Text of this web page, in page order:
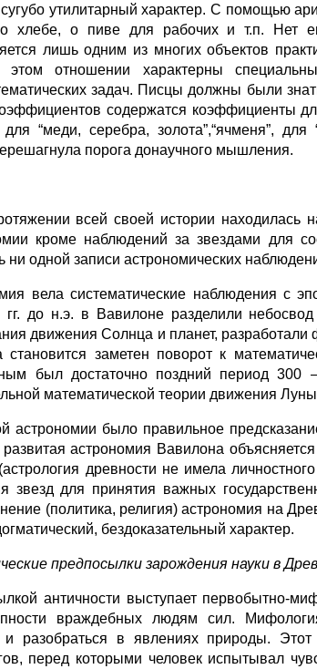
утилитарный характер. С помощью
о хлебе, о пиве для рабочих и т.п. Нет
лишь одним из многих объектов
отношении характерны
задач. Писцы должны были
содержатся коэффициенты для
“меди, серебра, золота”,“ячменя”, для
порога донаучного мышления.
всей своей истории находилась
кроме наблюдений за звездами для
ни одной записи астрономических
вела систематические наблюдения с
гг. до н.э. в Вавилоне разделили
движения Солнца и планет,
становится заметен поворот к
был достаточно поздний период 300
математической теории движения Луны
астрономии было правильное
астрономия Вавилона
древности не имела
звезд для принятия важных
(политика, религия) астрономия на
бездоказательный характер.
предпосылки зарождения науки в
античности выступает первобытно-
враждебных людям сил. Мифология
и разобраться в явлениях природы.
перед которыми человек испытывал